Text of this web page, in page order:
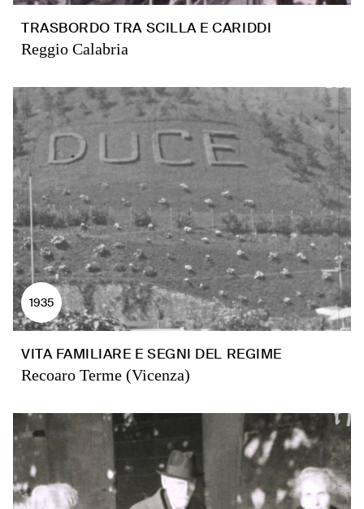
TRASBORDO TRA SCILLA E CARIDDI
Reggio Calabria
1935
VITA FAMILIARE E SEGNI DEL REGIME
Recoaro Terme (Vicenza)